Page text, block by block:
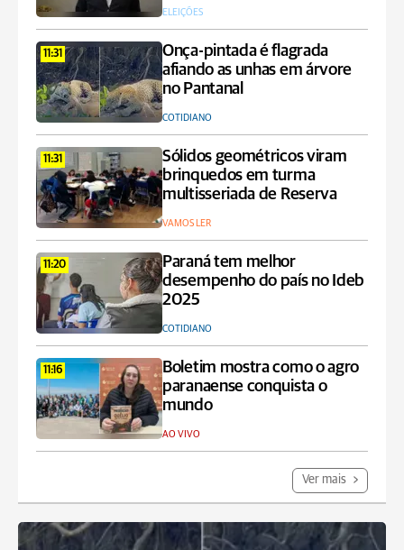
ELEIÇÕES
11:31
Onça-pintada é flagrada
afiando as unhas em árvore
no Pantanal
COTIDIANO
11:31
Sólidos geométricos viram
brinquedos em turma
multisseriada de Reserva
VAMOS LER
11:20
Paraná tem melhor
desempenho do país no Ideb
2025
COTIDIANO
11:16
Boletim mostra como o agro
paranaense conquista o
mundo
AO VIVO
Ver mais